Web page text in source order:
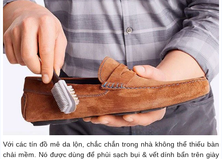
Với các tín đồ mê da lộn, chắc chắn trong nhà không thể thiếu bàn
chải mềm. Nó được dùng để phủi sạch bụi & vết dính bẩn trên giày